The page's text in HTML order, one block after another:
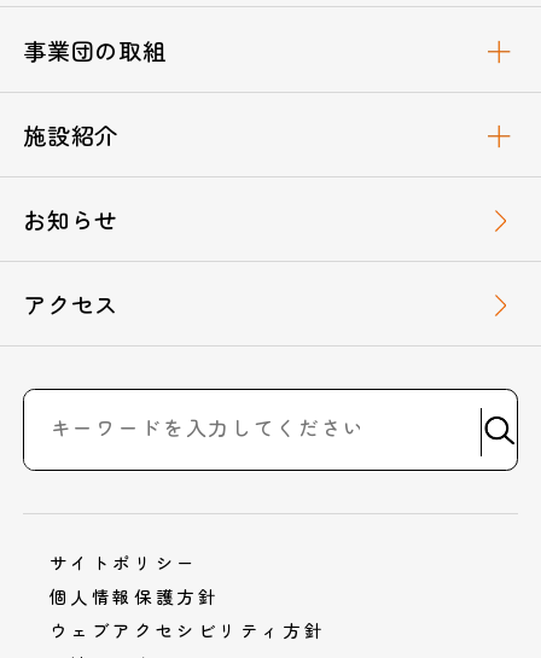
事業団の取組
施設紹介
お知らせ
アクセス
サイトポリシー
個人情報保護方針
ウェブアクセシビリティ方針